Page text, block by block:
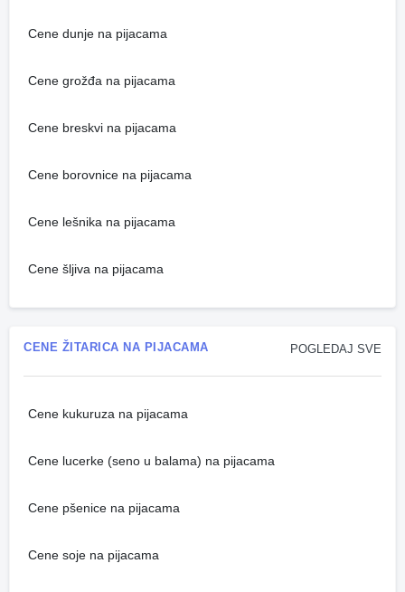
Cene dunje na pijacama
Cene grožđa na pijacama
Cene breskvi na pijacama
Cene borovnice na pijacama
Cene lešnika na pijacama
Cene šljiva na pijacama
POGLEDAJ SVE
CENE ŽITARICA NA PIJACAMA
Cene kukuruza na pijacama
Cene lucerke (seno u balama) na pijacama
Cene pšenice na pijacama
Cene soje na pijacama